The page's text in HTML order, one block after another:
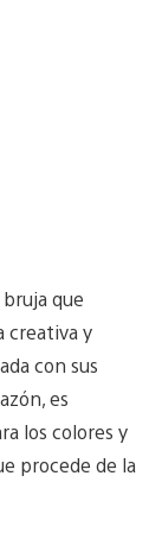
que
creativa y
con sus
es
los colores y
procede de la